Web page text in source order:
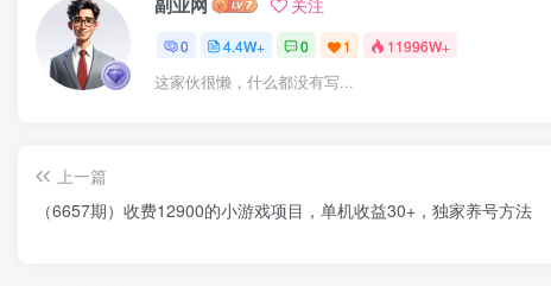
0 4.4W+ 0 1 11996W+
这家伙很懒，什么都没有写...
上一篇
（6657期）收费12900的小游戏项目，单机收益30+，独家养号方法